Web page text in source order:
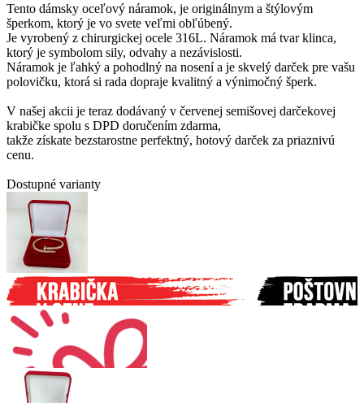
Tento dámsky oceľový náramok, je originálnym a štýlovým
šperkom, ktorý je vo svete veľmi obľúbený.
Je vyrobený z chirurgickej ocele 316L. Náramok má tvar klinca,
ktorý je symbolom sily, odvahy a nezávislosti.
Náramok je ľahký a pohodlný na nosení a je skvelý darček pre vašu
polovičku, ktorá si rada dopraje kvalitný a výnimočný šperk.
V našej akcii je teraz dodávaný v červenej semišovej darčekovej
krabičke spolu s DPD doručením zdarma,
takže získate bezstarostne perfektný, hotový darček za priaznivú
cenu.
Dostupné varianty